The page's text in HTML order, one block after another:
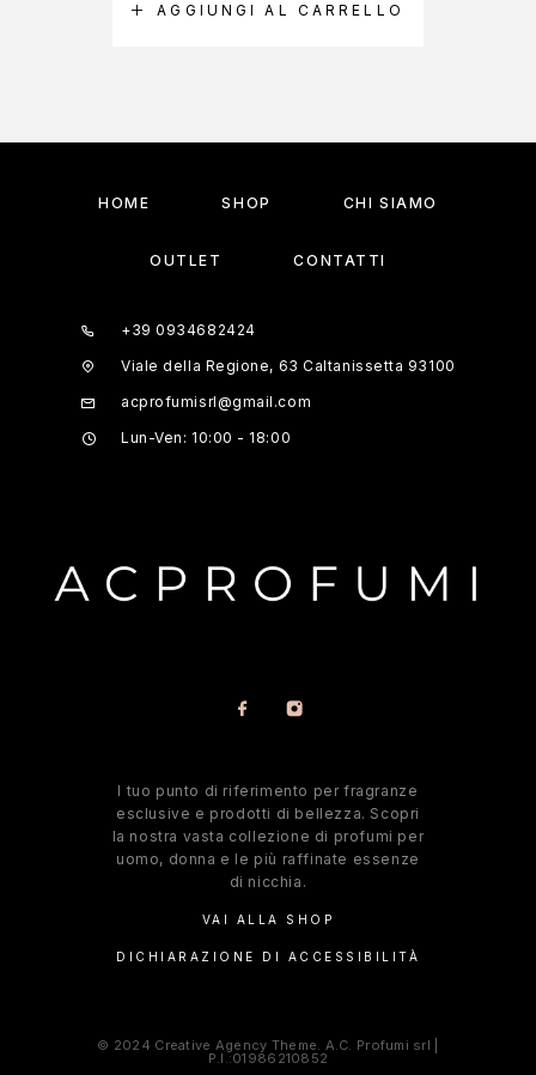
AGGIUNGI AL CARRELLO
HOME SHOP CHI SIAMO
OUTLET CONTATTI
+39 0934682424
Viale della Regione, 63 Caltanissetta 93100
acprofumisrl@gmail.com
Lun-Ven: 10:00 - 18:00
l tuo punto di riferimento per fragranze
esclusive e prodotti di bellezza. Scopri
la nostra vasta collezione di profumi per
uomo, donna e le più raffinate essenze
di nicchia.
VAI ALLA SHOP
DICHIARAZIONE DI ACCESSIBILITÀ
© 2024 Creative Agency Theme. A.C. Profumi srl |
P.I.:01986210852